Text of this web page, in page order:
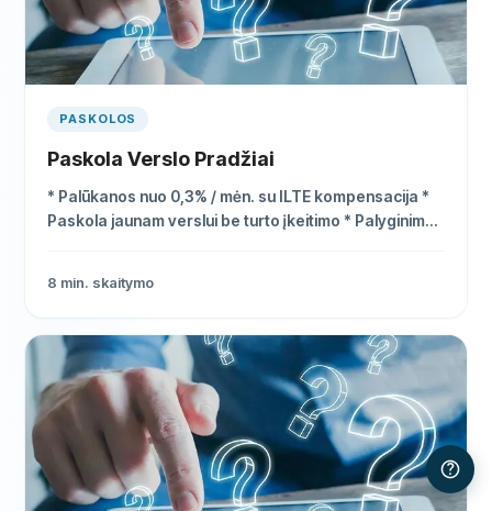
PASKOLOS
Paskola Verslo Pradžiai
* Palūkanos nuo 0,3% / mėn. su ILTE kompensacija *
Paskola jaunam verslui be turto įkeitimo * Palyginimas
8 min. skaitymo